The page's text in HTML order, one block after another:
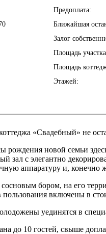
Предоплата:
Ближайшая
Залог
Площадь
Площадь
Этажей:
«Свадебный» не
рождения новой семьи
зал с элегантно
аппаратуру и, конечно
бором, на его
включены в
уединятся в
до 10 гостей, свыше